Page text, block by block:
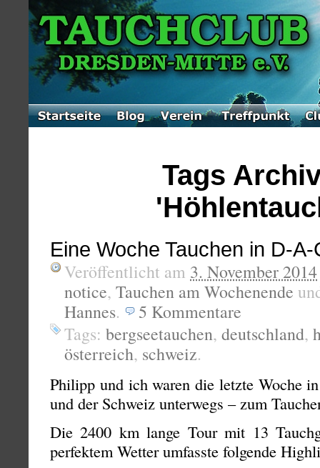
Tags
Eine Woche Tauchen in D-A-
Veröffentlicht am 3. November 2014
notice, Tauchen am Wochenende
Hannes. 5 Kommentare
Tags: bergseetauchen, deutschland,
österreich, schweiz.
Philipp und ich waren die letzte Woche
und der Schweiz unterwegs – zum
Die 2400 km lange Tour mit 13
perfektem Wetter umfasste folgende